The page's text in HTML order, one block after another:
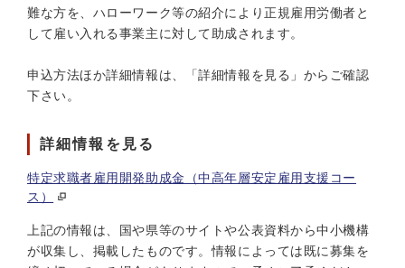
難な方を、ハローワーク等の紹介により正規雇用労働者と
して雇い入れる事業主に対して助成されます。
申込方法ほか詳細情報は、「詳細情報を見る」からご確認
下さい。
詳細情報を見る
特定求職者雇用開発助成金（中高年層安定雇用支援コー
ス）
上記の情報は、国や県等のサイトや公表資料から中小機構
が収集し、掲載したものです。情報によっては既に募集を